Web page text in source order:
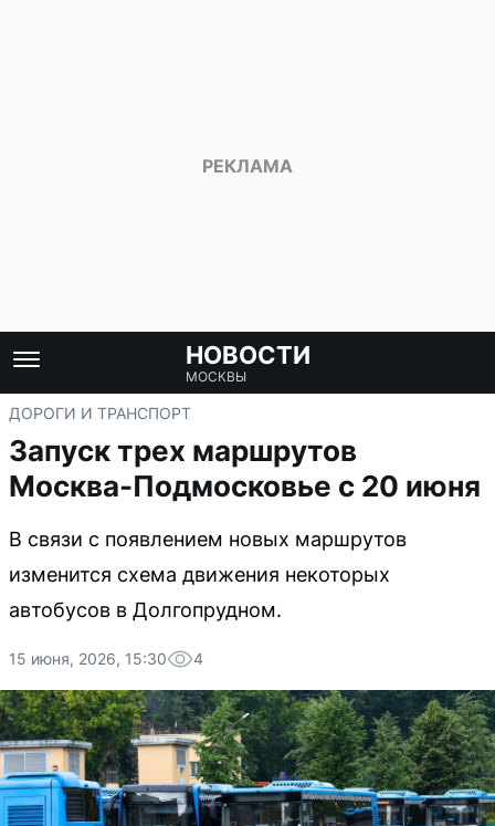
НОВОСТИ
МОСКВЫ
ДОРОГИ И ТРАНСПОРТ
Запуск трех маршрутов
Москва-Подмосковье с 20 июня
В связи с появлением новых маршрутов
изменится схема движения некоторых
автобусов в Долгопрудном.
15 июня, 2026, 15:30 4